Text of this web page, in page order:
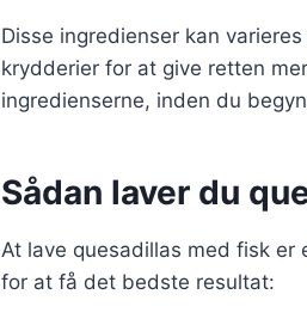
Disse ingredienser kan
krydderier for at give retten
ingredienserne, inden du
Sådan laver du
At lave quesadillas med fisk er
for at få det bedste resultat: